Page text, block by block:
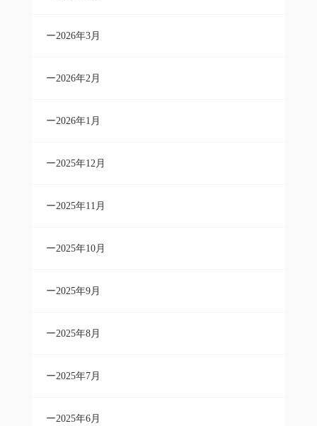
2026年3月
2026年2月
2026年1月
2025年12月
2025年11月
2025年10月
2025年9月
2025年8月
2025年7月
2025年6月